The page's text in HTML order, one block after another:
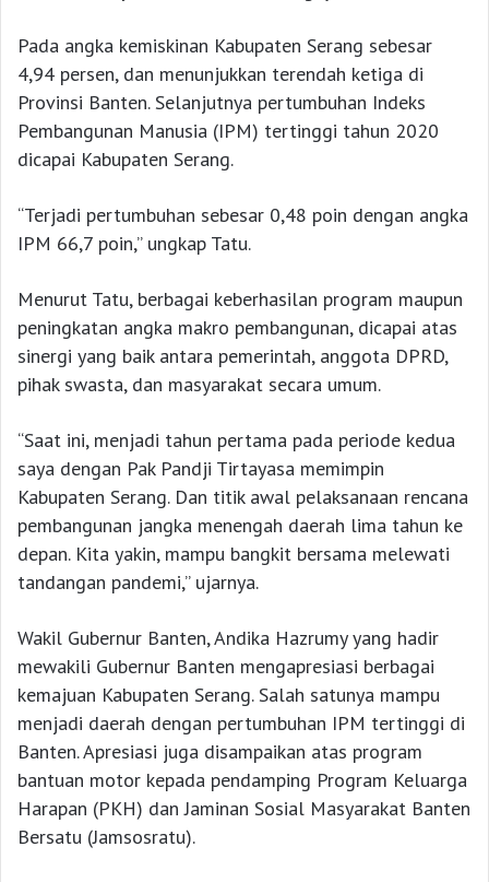
Pada angka kemiskinan Kabupaten Serang sebesar
4,94 persen, dan menunjukkan terendah ketiga di
Provinsi Banten. Selanjutnya pertumbuhan Indeks
Pembangunan Manusia (IPM) tertinggi tahun 2020
dicapai Kabupaten Serang.
“Terjadi pertumbuhan sebesar 0,48 poin dengan angka
IPM 66,7 poin,” ungkap Tatu.
Menurut Tatu, berbagai keberhasilan program maupun
peningkatan angka makro pembangunan, dicapai atas
sinergi yang baik antara pemerintah, anggota DPRD,
pihak swasta, dan masyarakat secara umum.
“Saat ini, menjadi tahun pertama pada periode kedua
saya dengan Pak Pandji Tirtayasa memimpin
Kabupaten Serang. Dan titik awal pelaksanaan rencana
pembangunan jangka menengah daerah lima tahun ke
depan. Kita yakin, mampu bangkit bersama melewati
tandangan pandemi,” ujarnya.
Wakil Gubernur Banten, Andika Hazrumy yang hadir
mewakili Gubernur Banten mengapresiasi berbagai
kemajuan Kabupaten Serang. Salah satunya mampu
menjadi daerah dengan pertumbuhan IPM tertinggi di
Banten. Apresiasi juga disampaikan atas program
bantuan motor kepada pendamping Program Keluarga
Harapan (PKH) dan Jaminan Sosial Masyarakat Banten
Bersatu (Jamsosratu).